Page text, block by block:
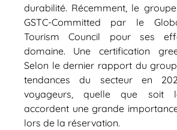
durabilité. Récemment, le
GSTC-Committed par le
Tourism Council pour ses
domaine. Une certification
Selon le dernier rapport du
tendances du secteur en
voyageurs, quelle que soit
accordent une grande
lors de la réservation.